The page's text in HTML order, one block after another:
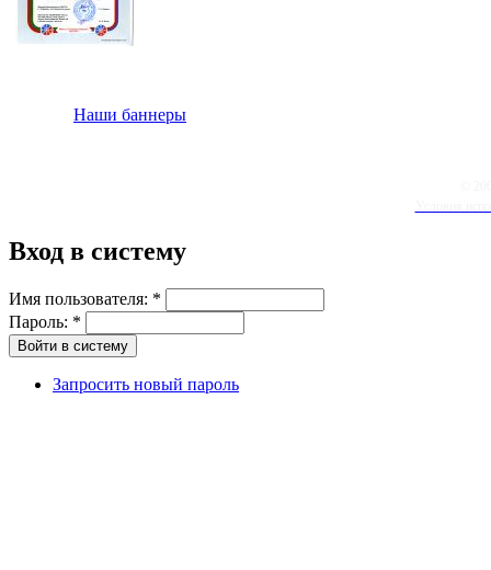
Наши баннеры
Вход в систему
Имя пользователя: *
Пароль: *
Запросить новый пароль